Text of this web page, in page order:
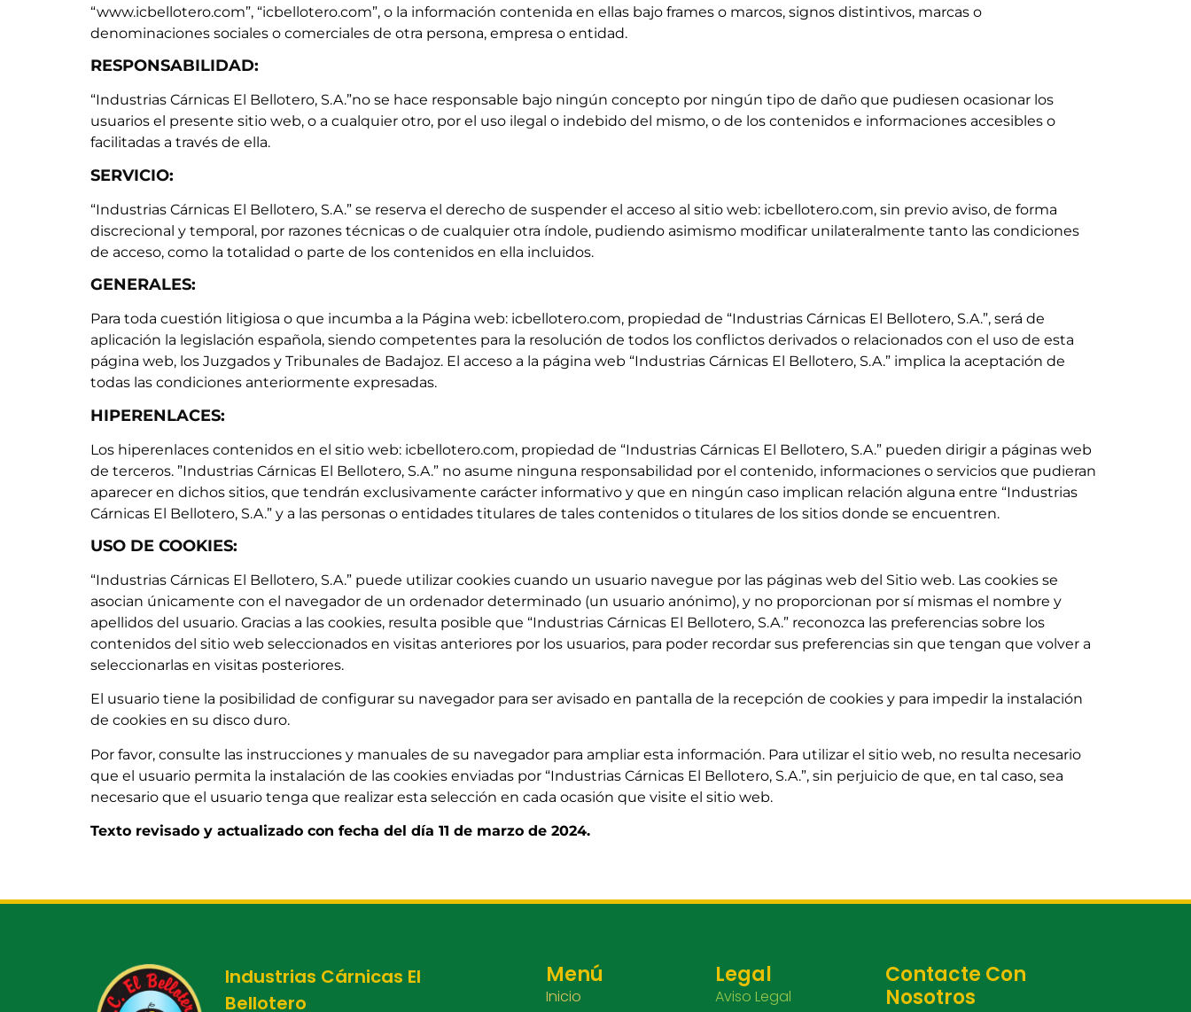
“www.icbellotero.com”, “icbellotero.com”, o la información contenida en ellas bajo frames o marcos, signos distintivos, marcas o
denominaciones sociales o comerciales de otra persona, empresa o entidad.
RESPONSABILIDAD:
“Industrias Cárnicas El Bellotero, S.A.”no se hace responsable bajo ningún concepto por ningún tipo de daño que pudiesen ocasionar los
usuarios el presente sitio web, o a cualquier otro, por el uso ilegal o indebido del mismo, o de los contenidos e informaciones accesibles o
facilitadas a través de ella.
SERVICIO:
“Industrias Cárnicas El Bellotero, S.A.” se reserva el derecho de suspender el acceso al sitio web: icbellotero.com, sin previo aviso, de forma
discrecional y temporal, por razones técnicas o de cualquier otra índole, pudiendo asimismo modificar unilateralmente tanto las condiciones
de acceso, como la totalidad o parte de los contenidos en ella incluidos.
GENERALES:
Para toda cuestión litigiosa o que incumba a la Página web: icbellotero.com, propiedad de “Industrias Cárnicas El Bellotero, S.A.”, será de
aplicación la legislación española, siendo competentes para la resolución de todos los conflictos derivados o relacionados con el uso de esta
página web, los Juzgados y Tribunales de Badajoz. El acceso a la página web “Industrias Cárnicas El Bellotero, S.A.” implica la aceptación de
todas las condiciones anteriormente expresadas.
HIPERENLACES:
Los hiperenlaces contenidos en el sitio web: icbellotero.com, propiedad de “Industrias Cárnicas El Bellotero, S.A.” pueden dirigir a páginas web
de terceros. ”Industrias Cárnicas El Bellotero, S.A.” no asume ninguna responsabilidad por el contenido, informaciones o servicios que pudieran
aparecer en dichos sitios, que tendrán exclusivamente carácter informativo y que en ningún caso implican relación alguna entre “Industrias
Cárnicas El Bellotero, S.A.” y a las personas o entidades titulares de tales contenidos o titulares de los sitios donde se encuentren.
USO DE COOKIES:
“Industrias Cárnicas El Bellotero, S.A.” puede utilizar cookies cuando un usuario navegue por las páginas web del Sitio web. Las cookies se
asocian únicamente con el navegador de un ordenador determinado (un usuario anónimo), y no proporcionan por sí mismas el nombre y
apellidos del usuario. Gracias a las cookies, resulta posible que “Industrias Cárnicas El Bellotero, S.A.” reconozca las preferencias sobre los
contenidos del sitio web seleccionados en visitas anteriores por los usuarios, para poder recordar sus preferencias sin que tengan que volver a
seleccionarlas en visitas posteriores.
El usuario tiene la posibilidad de configurar su navegador para ser avisado en pantalla de la recepción de cookies y para impedir la instalación
de cookies en su disco duro.
Por favor, consulte las instrucciones y manuales de su navegador para ampliar esta información. Para utilizar el sitio web, no resulta necesario
que el usuario permita la instalación de las cookies enviadas por “Industrias Cárnicas El Bellotero, S.A.”, sin perjuicio de que, en tal caso, sea
necesario que el usuario tenga que realizar esta selección en cada ocasión que visite el sitio web.
Texto revisado y actualizado con fecha del día 11 de marzo de 2024.
Industrias Cárnicas El
Bellotero
Menú
Inicio
Legal
Aviso Legal
Contacte Con
Nosotros